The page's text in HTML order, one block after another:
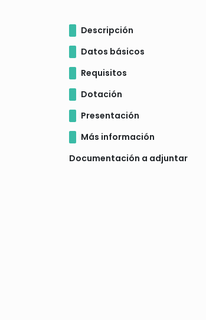
Descripción
Datos básicos
Requisitos
Dotación
Presentación
Más información
Documentación a adjuntar